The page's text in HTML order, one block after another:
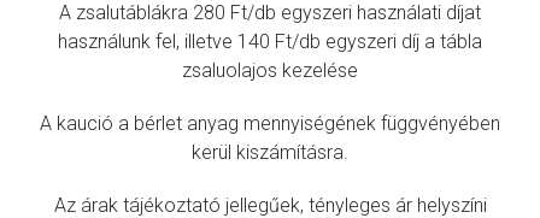
A zsalutáblákra 280 Ft/db egyszeri használati díjat
használunk fel, illetve 140 Ft/db egyszeri díj a tábla
zsaluolajos kezelése
A kaució a bérlet anyag mennyiségének függvényében
kerül kiszámításra.
Az árak tájékoztató jellegűek, tényleges ár helyszíni